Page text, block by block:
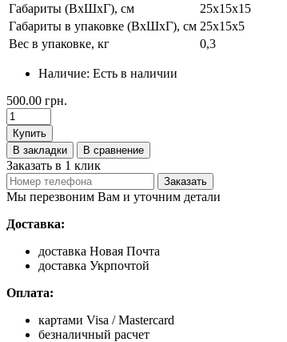
Габариты (ВхШхГ), см
25х15х15
Габариты в упаковке (ВхШхГ), см 25х15х5
Вес в упаковке, кг
0,3
Наличие: Есть в наличии
500.00 грн.
Купить
В закладки
В сравнение
Заказать в 1 клик
Заказать
Мы перезвоним Вам и уточним детали
Доставка:
доставка Новая Почта
доставка Укрпочтой
Оплата:
картами Visa / Mastercard
безналичный расчет